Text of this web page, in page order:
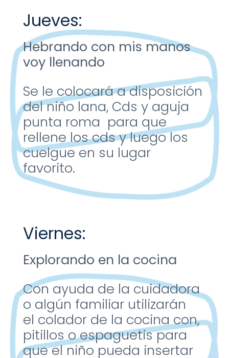
Jueves:
Hebrando con mis manos
voy llenando
Se le colocará adisposición
del niño lana, Cds y aguja
punta roma para que
rellene los cds yluego los
cuelgue en su lugar
favorito.
Viernes:
Explorando en la cocina
Con ayuda de la cuidadora
o algún familiar utilizarán
el colador de la cocinacon,
pitillos o espaguetispara
que el niño pueda insertar